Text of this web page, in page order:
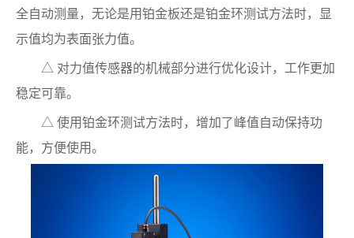
全自动测量，无论是用铂金板还是铂金环测试方法时，显
示值均为表面张力值。
△ 对力值传感器的机械部分进行优化设计，工作更加
稳定可靠。
△ 使用铂金环测试方法时，增加了峰值自动保持功
能，方便使用。